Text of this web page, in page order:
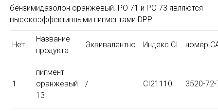
бензимидазолон оранжевый. PO 71 и PO 73 являются
высокоэффективными пигментами DPP.
Нет .
Название
продукта
Эквивалентно Индекс CI номер
1
пигмент
оранжевый
13
/ CI21110 3520-